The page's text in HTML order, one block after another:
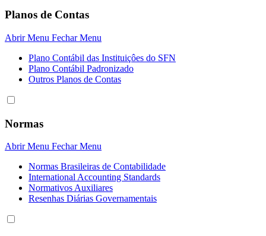
Planos de Contas
Abrir Menu Fechar Menu
Plano Contábil das Instituiçôes do SFN
Plano Contábil Padronizado
Outros Planos de Contas
Normas
Abrir Menu Fechar Menu
Normas Brasileiras de Contabilidade
International Accounting Standards
Normativos Auxiliares
Resenhas Diárias Governamentais